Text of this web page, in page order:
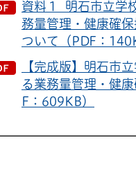
資料１_明石市立学
務量管理・健康確
ついて（PDF：
【完成版】明石市
る業務量管理・健
F：609KB）